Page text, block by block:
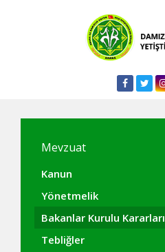
Mevzuat
Kanun
Yönetmelik
Bakanlar Kurulu Kararları
Tebliğler